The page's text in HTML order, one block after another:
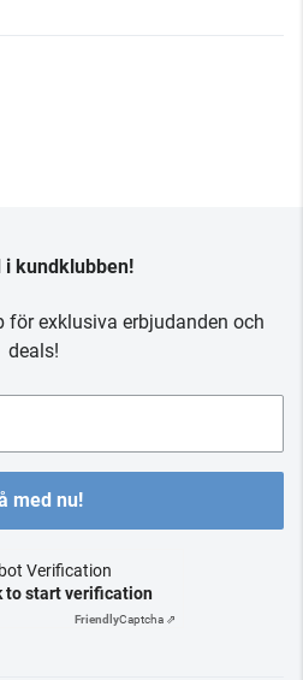
i kundklubben!
för exklusiva erbjudanden och
deals!
med nu!
Verification
to start verification
FriendlyCaptcha ⇗